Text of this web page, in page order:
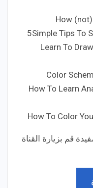
How
5Simple Tips To
Learn To
Color
How To Learn
How To Color
قم بزيارة القناة